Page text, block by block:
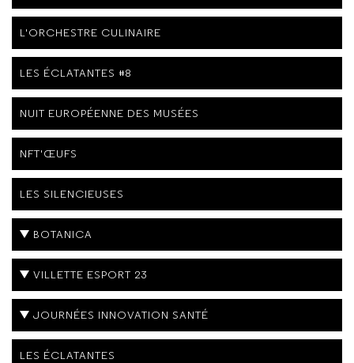
L'ORCHESTRE CULINAIRE
LES ÉCLATANTES #8
NUIT EUROPÉENNE DES MUSÉES
NFT'ŒUFS
LES SILENCIEUSES
BOTANICA
VILLETTE ESPORT 23
JOURNÉES INNOVATION SANTÉ
LES ÉCLATANTES